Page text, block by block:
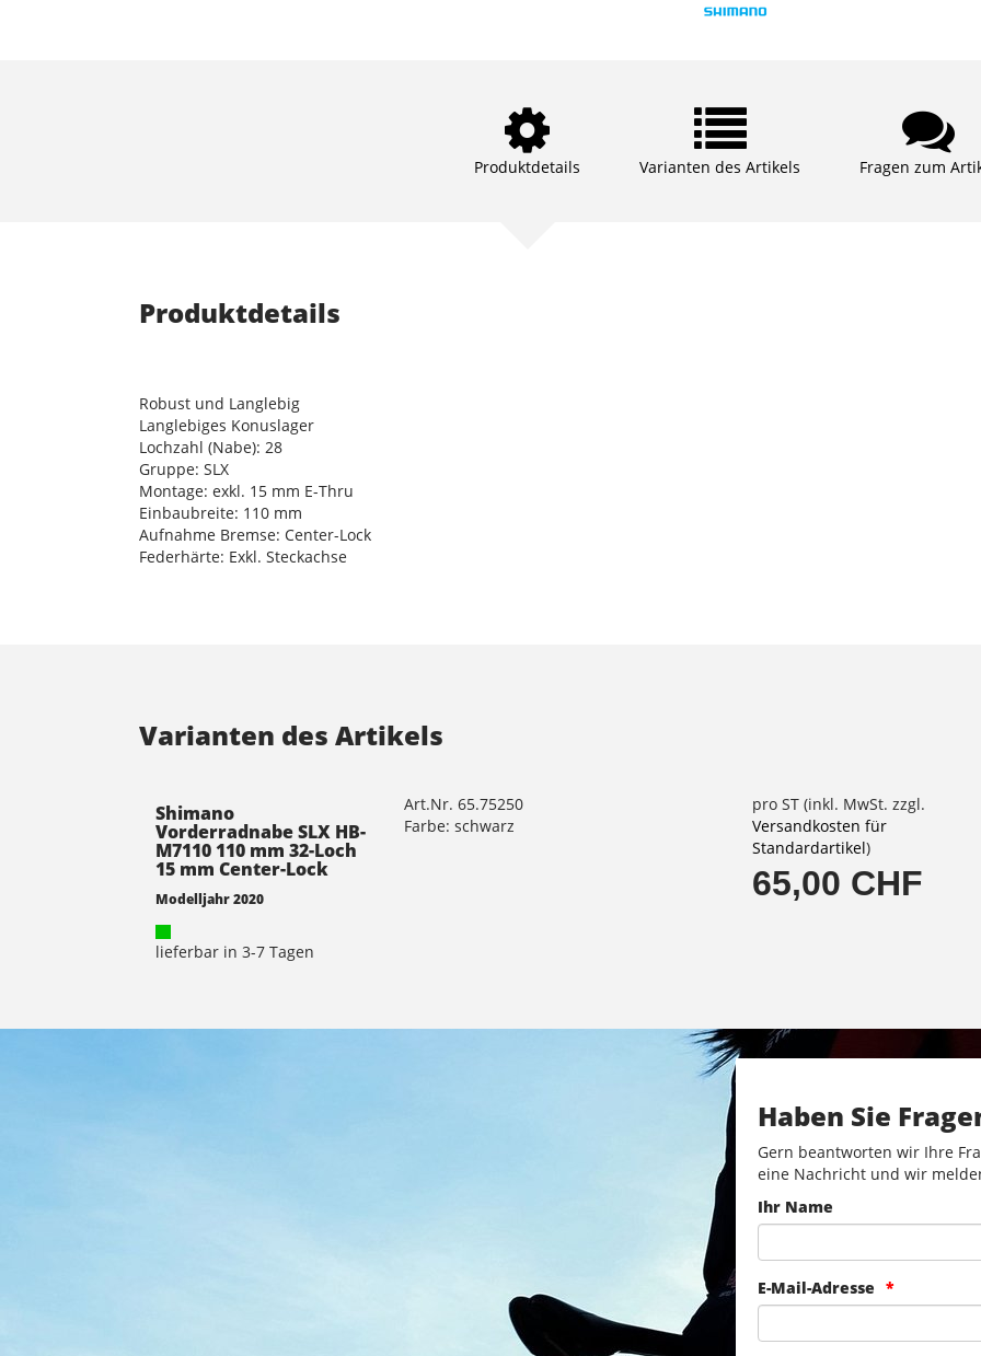
Produktdetails Varianten des Artikels Fragen zum
Produktdetails
Robust und Langlebig
Langlebiges Konuslager
Lochzahl (Nabe): 28
Gruppe: SLX
Montage: exkl. 15 mm E-Thru
Einbaubreite: 110 mm
Aufnahme Bremse: Center-Lock
Federhärte: Exkl. Steckachse
Varianten des Artikels
Shimano
Vorderradnabe SLX HB-
M7110 110 mm 32-Loch
15 mm Center-Lock
Modelljahr 2020
lieferbar in 3-7 Tagen
Art.Nr. 65.75250
Farbe: schwarz
pro ST (inkl. MwSt. zzgl.
Versandkosten für
Standardartikel)
65,00 CHF
Haben Sie
Gern beantworten wir Ihre
eine Nachricht und wir
Ihr Name
E-Mail-Adresse